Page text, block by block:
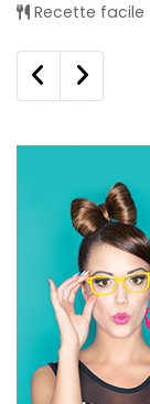
Recette facile